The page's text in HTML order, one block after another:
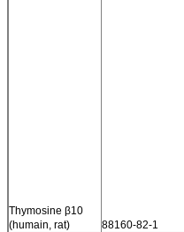
Thymosine β10
(humain, rat)
88160-82-1